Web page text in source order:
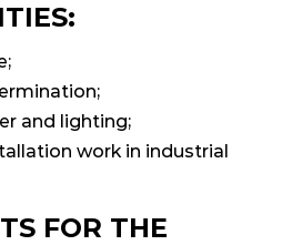
and lighting;
work in industrial
FOR THE